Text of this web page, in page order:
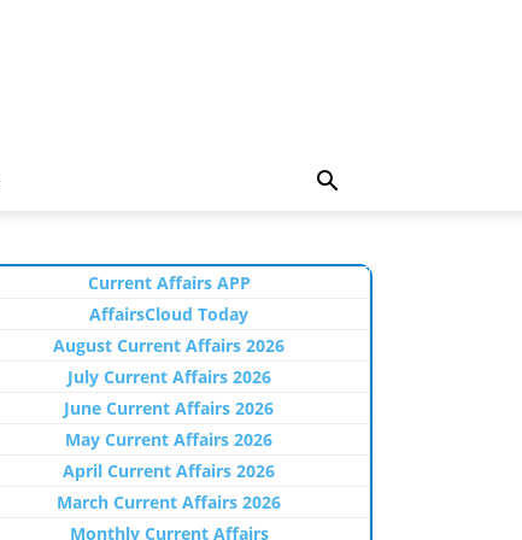
Current Affairs APP
AffairsCloud Today
August Current Affairs 2026
July Current Affairs 2026
June Current Affairs 2026
May Current Affairs 2026
April Current Affairs 2026
March Current Affairs 2026
Monthly Current Affairs